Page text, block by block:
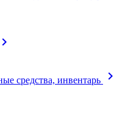
keyboard_arrow_right
средства, инвентарь keyboard_arrow_right